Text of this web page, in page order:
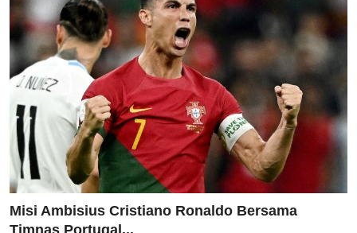
Misi Ambisius Cristiano Ronaldo Bersama
Timnas Portugal...